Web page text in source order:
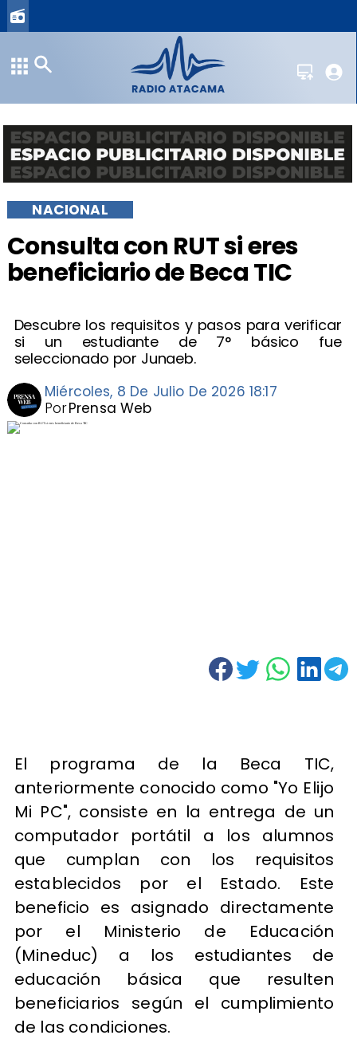
Consulta con RUT si eres
beneficiario de Beca TIC
Descubre los requisitos y pasos para verificar
si un estudiante de 7° básico fue
seleccionado por Junaeb.
NACIONAL
Miércoles, 8 De Julio De 2026 18:17
Prensa Web
Por
El programa de la Beca TIC,
anteriormente conocido como "Yo Elijo
Mi PC", consiste en la entrega de un
computador portátil a los alumnos
que cumplan con los requisitos
establecidos por el Estado. Este
beneficio es asignado directamente
por el Ministerio de Educación
(Mineduc) a los estudiantes de
educación básica que resulten
beneficiarios según el cumplimiento
de las condiciones.